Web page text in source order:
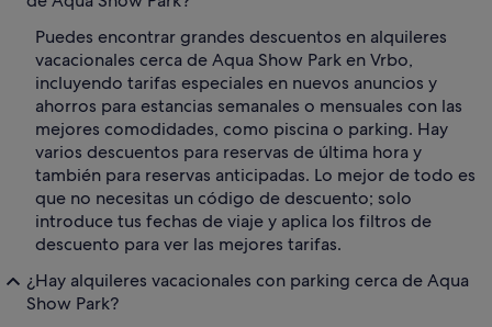
Puedes encontrar grandes descuentos en alquileres
vacacionales cerca de Aqua Show Park en Vrbo,
incluyendo tarifas especiales en nuevos anuncios y
ahorros para estancias semanales o mensuales con las
mejores comodidades, como piscina o parking. Hay
varios descuentos para reservas de última hora y
también para reservas anticipadas. Lo mejor de todo es
que no necesitas un código de descuento; solo
introduce tus fechas de viaje y aplica los filtros de
descuento para ver las mejores tarifas.
¿Hay alquileres vacacionales con parking cerca de Aqua
Show Park?